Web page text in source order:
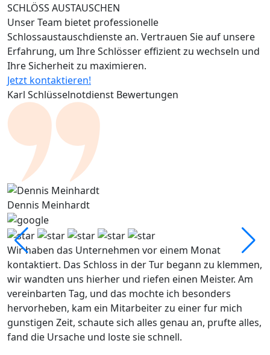
SCHLÖSS AUSTAUSCHEN
Unser Team bietet professionelle
Schlossaustauschdienste an. Vertrauen Sie auf unsere
Erfahrung, um Ihre Schlösser effizient zu wechseln und
Ihre Sicherheit zu maximieren.
Jetzt kontaktieren!
Karl Schlüsselnotdienst Bewertungen
Dennis Meinhardt
Wir haben das Unternehmen vor einem Monat
kontaktiert. Das Schloss in der Tur begann zu klemmen,
wir wandten uns hierher und riefen einen Meister. Am
vereinbarten Tag, und das mochte ich besonders
hervorheben, kam ein Mitarbeiter zu einer fur mich
gunstigen Zeit, schaute sich alles genau an, prufte alles,
fand die Ursache und loste sie schnell.